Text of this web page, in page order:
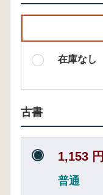
在庫なし
古書
1,153 円
普通